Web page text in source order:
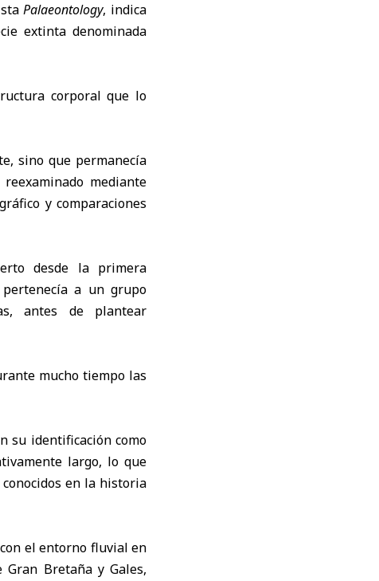
Palaeontology, indica
extinta denominada
corporal que lo
sino que permanecía
mediante
y comparaciones
desde la primera
a un grupo
antes de plantear
mucho tiempo las
su identificación como
largo, lo que
en la historia
el entorno fluvial en
Bretaña y Gales,